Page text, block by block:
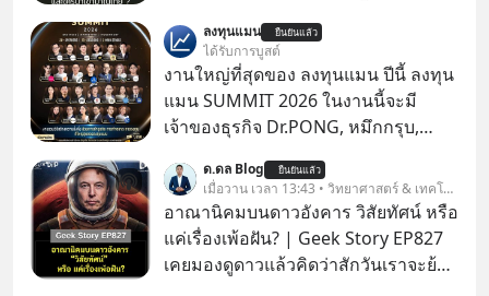
แรกในประเทศไทย ที่ Central Park
ลงทุนแมน ยืนยันแล้ว
ได้รับการบูสต์
งานใหญ่ที่สุดของ ลงทุนแมน ปีนี้ ลงทุน
แมน SUMMIT 2026 ในงานนี้จะมี
เจ้าของธุรกิจ Dr.PONG, หมึกกรุบ,
Fastwork, MizuMi, KARMART, อิชิตัน
มาแชร์ความรู้การสร้างธุรกิจ
ด.ดล Blog ยืนยันแล้ว
เมื่อวาน เวลา 13:43 • วิทยาศาสตร์ & เทคโนโลยี
อาณานิคมบนดาวอังคาร วิสัยทัศน์ หรือ
แค่เรื่องเพ้อฝัน? | Geek Story EP827
เคยมองดูดาวแล้วคิดว่าสักวันเราจะย้าย